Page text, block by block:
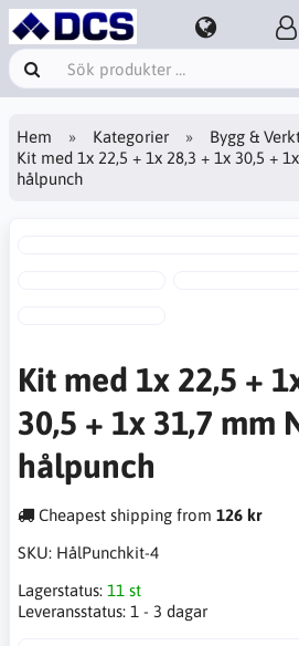
Hem Kategorier Bygg &
Kit med 1x 22,5 + 1x 28,3 + 1x 30,5 +
hålpunch
Kit med 1x 22,5 +
30,5 + 1x 31,7 mm
hålpunch
Cheapest shipping from 126 kr
SKU: HålPunchkit-4
Lagerstatus: 11 st
Leveransstatus: 1 - 3 dagar